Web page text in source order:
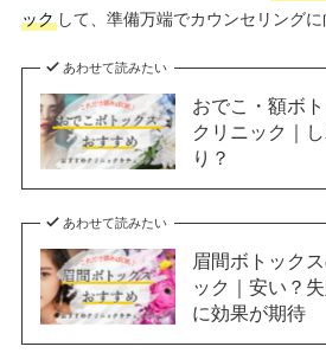
ックして、準備万端でカウンセリングに
あわせて読みたい
おでこ・額ボ
クリニック｜
り？
あわせて読みたい
眉間ボトック
ック｜安い？
に効果が期待